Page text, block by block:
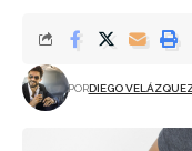
PORDIEGO